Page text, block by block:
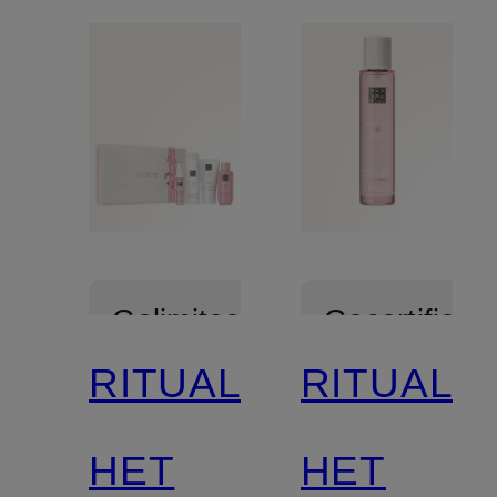
Gelimiteerd
RITUALS
HET
RITUALS
HET